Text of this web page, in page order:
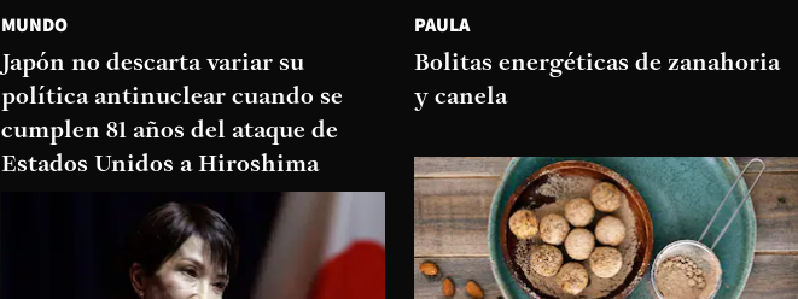
MUNDO
Japón no descarta variar su
política antinuclear cuando se
cumplen 81 años del ataque de
Estados Unidos a Hiroshima
PAULA
Bolitas energéticas de zanahoria
y canela